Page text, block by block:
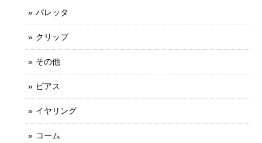
バレッタ
クリップ
その他
ピアス
イヤリング
コーム